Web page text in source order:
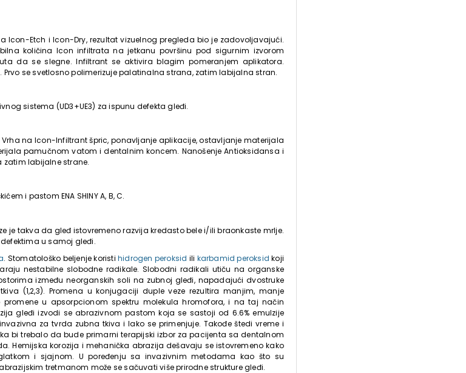
Icon-Etch i Icon-Dry, rezultat vizuelnog pregleda bio je zadovoljavajući.
količina Icon infiltrata na jetkanu površinu pod sigurnim izvorom
da se slegne. Infiltrant se aktivira blagim pomeranjem aplikatora.
se svetlosno polimerizuje palatinalna strana, zatim labijalna stran.
sistema (UD3+UE3) za ispunu defekta gleđi.
na Icon-Infiltrant špric, ponavljanje aplikacije, ostavljanje materijala
pamučnom vatom i dentalnim koncem. Nanošenje Antioksidansa i
zatim labijalne strane.
i pastom ENA SHINY A, B, C.
je takva da gleđ istovremeno razvija kredasto bele i/ili braonkaste mrlje.
u samoj gleđi.
. Stomatološko beljenje koristihidrogen peroksid ili karbamid peroksid koji
nestabilne slobodne radikale. Slobodni radikali utiču na organske
između neorganskih soli na zubnoj gleđi, napadajući dvostruke
(1,2,3). Promena u konjugaciji duple veze rezultira manjim, manje
u apsorpcionom spektru molekula hromofora, i na taj način
gleđi izvodi se abrazivnom pastom koja se sastoji od 6.6% emulzije
za tvrda zubna tkiva i lako se primenjuje. Takođe štedi vreme i
bi trebalo da bude primarni terapijski izbor za pacijenta sa dentalnom
Hemijska korozija i mehanička abrazija dešavaju se istovremeno kako
i sjajnom. U poređenju sa invazivnim metodama kao što su
tretmanom može se sačuvati više prirodne strukture gleđi.